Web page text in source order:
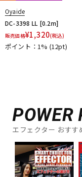
Oyaide
DC-3398 LL [0.2m]
販売価格¥1,320(税込)
ポイント：1% (12pt)
POWER
エフェクター おすす